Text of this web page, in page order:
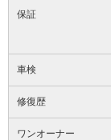
保証
車検
修復歴
ワンオーナー